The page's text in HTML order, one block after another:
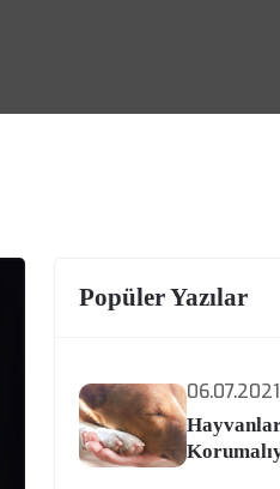
Popüler Yazılar